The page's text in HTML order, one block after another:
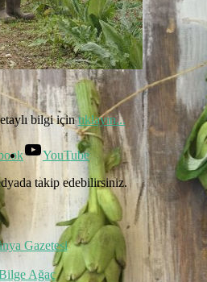
bilgi içintıklayın...
YouTube
takip edebilirsiniz.
Gazetesi
Ağaç